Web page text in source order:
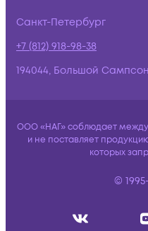
Санкт-Петербург
+7 (812) 918-98-38
194044, Большой
ООО «НАГ» соблюдает
и не поставляет
которых
©